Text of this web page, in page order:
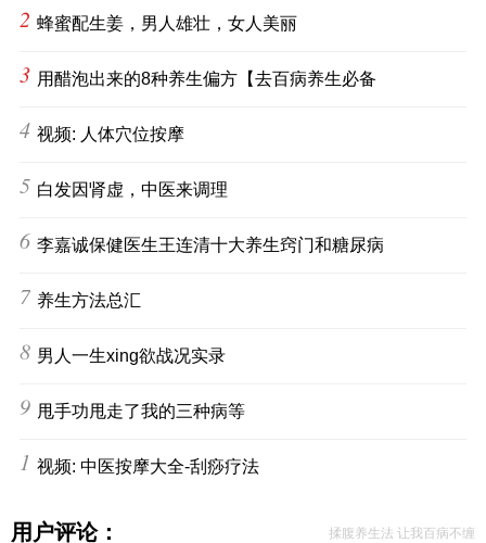
2 蜂蜜配生姜，男人雄壮，女人美丽
3 用醋泡出来的8种养生偏方【去百病养生必备
4 视频: 人体穴位按摩
5 白发因肾虚，中医来调理
6 李嘉诚保健医生王连清十大养生窍门和糖尿病
7 养生方法总汇
8 男人一生xing欲战况实录
9 甩手功甩走了我的三种病等
10视频: 中医按摩大全-刮痧疗法
用户评论： 揉腹养生法 让我百病不缠